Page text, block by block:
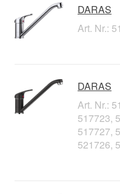
DARAS
Art. Nr.:
DARAS
Art. Nr.:
517723,
517727,
521726,